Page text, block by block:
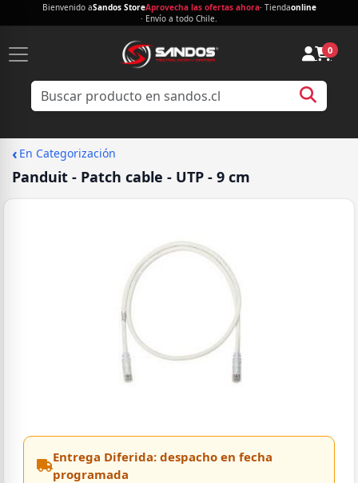
Bienvenido aSandos StoreAprovecha las ofertas ahora· Tiendaonline
· Envío a todo Chile.
0
‹ En Categorización
Panduit - Patch cable - UTP - 9 cm
Entrega Diferida: despacho en fecha
programada